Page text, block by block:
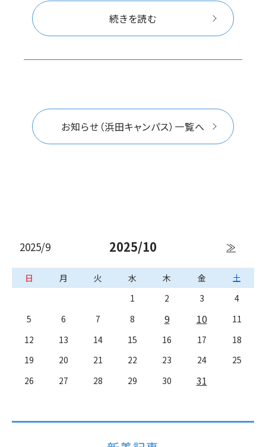
続きを読む
お知らせ（浜田キャンパス）一覧へ
2025/9 2025/10 ≫
日 月 火 水 木 金
土
1
2 3
4
5
6 7 8 9 10
11
12
13 14 15 16 17
18
19
20 21 22 23 24
25
26
27 28 29 30 31